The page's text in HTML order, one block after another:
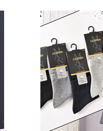
В упаковке:
Количество: